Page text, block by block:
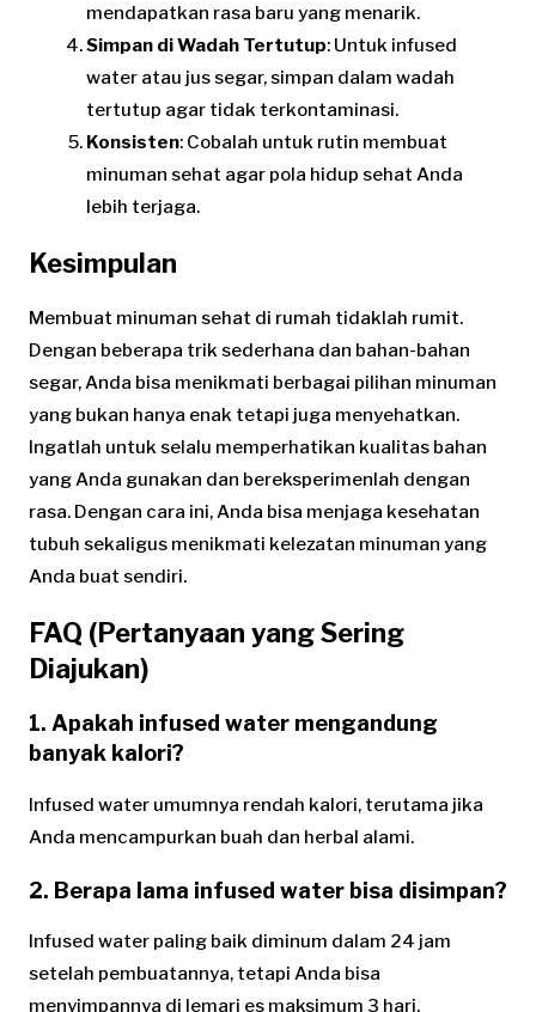
mendapatkan rasa baru yang menarik.
Simpan di Wadah Tertutup: Untuk infused
water atau jus segar, simpan dalam wadah
tertutup agar tidak terkontaminasi.
Konsisten: Cobalah untuk rutin membuat
minuman sehat agar pola hidup sehat Anda
lebih terjaga.
Kesimpulan
Membuat minuman sehat di rumah tidaklah rumit.
Dengan beberapa trik sederhana dan bahan-bahan
segar, Anda bisa menikmati berbagai pilihan minuman
yang bukan hanya enak tetapi juga menyehatkan.
Ingatlah untuk selalu memperhatikan kualitas bahan
yang Anda gunakan dan bereksperimenlah dengan
rasa. Dengan cara ini, Anda bisa menjaga kesehatan
tubuh sekaligus menikmati kelezatan minuman yang
Anda buat sendiri.
FAQ (Pertanyaan yang Sering
Diajukan)
1. Apakah infused water mengandung
banyak kalori?
Infused water umumnya rendah kalori, terutama jika
Anda mencampurkan buah dan herbal alami.
2. Berapa lama infused water bisa disimpan?
Infused water paling baik diminum dalam 24 jam
setelah pembuatannya, tetapi Anda bisa
menyimpannya di lemari es maksimum 3 hari.